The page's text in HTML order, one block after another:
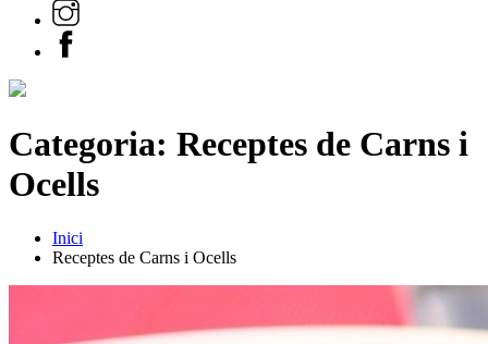
Categoria: Receptes de Carns i
Ocells
Inici
Receptes de Carns i Ocells